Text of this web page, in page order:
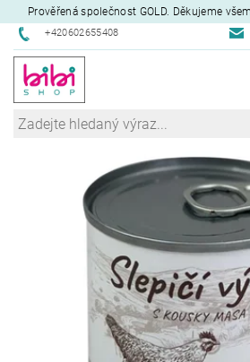
Prověřená společnost GOLD. Děkujeme
+420602655408